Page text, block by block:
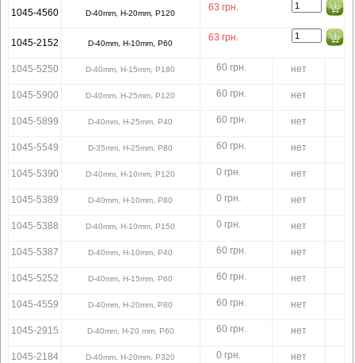
1045-4560 D-40mm, H-20mm, P120
63 грн.
1045-2152 D-40mm, H-10mm, P60
63 грн.
1045-5250 D-40mm, H-15mm, P180 60 грн. нет
1045-5900 D-40mm, H-25mm, P120 60 грн. нет
1045-5899 D-40mm, H-25mm, P40 60 грн. нет
1045-5549 D-35mm, H-25mm, P80 60 грн. нет
1045-5390 D-40mm, H-10mm, P120 0 грн. нет
1045-5389 D-40mm, H-10mm, P80 0 грн. нет
1045-5388 D-40mm, H-10mm, P150 0 грн. нет
1045-5387 D-40mm, H-10mm, P40 60 грн. нет
1045-5252 D-40mm, H-15mm, P60 60 грн. нет
1045-4559 D-40mm, H-20mm, P80 60 грн. нет
1045-2915 D-40mm, H-20 mm, P60 60 грн. нет
1045-2184 D-40mm, H-20mm, P320 0 грн. нет